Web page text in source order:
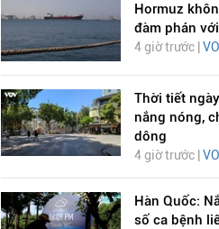
DỊCH VIÊM PHỔI COVID-
19
Hormuz
đàm phán
4 giờ trước |
Thời tiết
nắng nóng,
dông
4 giờ trước |
Hàn Quốc:
số ca bệnh